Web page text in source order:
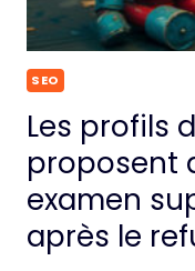
SEO
Les profils
proposent
examen
après le